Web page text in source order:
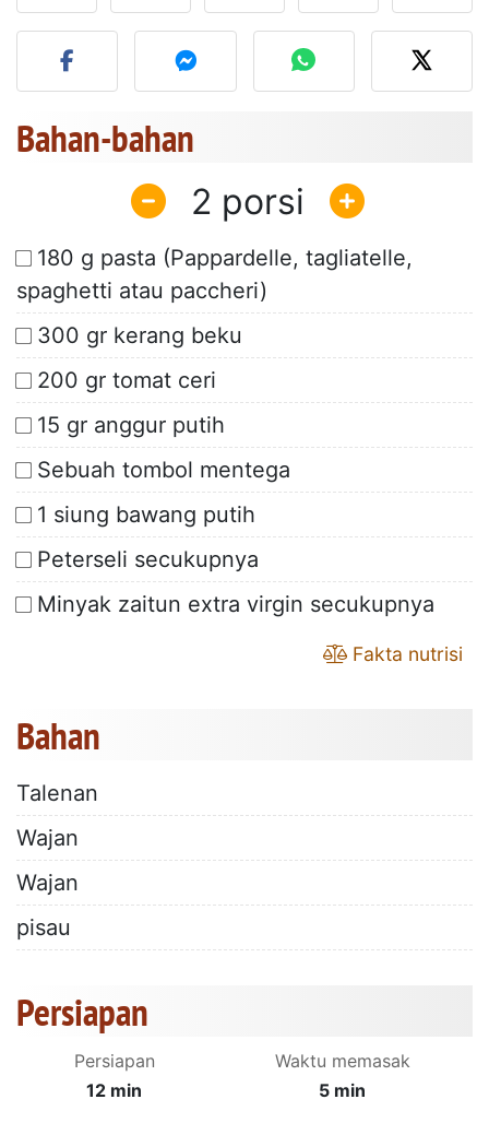
Unggah foto Anda dari
Bahan-bahan
2
180 g pasta (Pappardelle, tagliatelle,
spaghetti atau paccheri)
300 gr kerang beku
200 gr tomat ceri
15 gr anggur putih
Sebuah tombol mentega
1 siung bawang putih
Peterseli secukupnya
Minyak zaitun extra virgin secukupnya
Fakta nutrisi
Bahan
Talenan
Wajan
Wajan
pisau
Persiapan
Persiapan
12 min
Waktu memasak
5 min